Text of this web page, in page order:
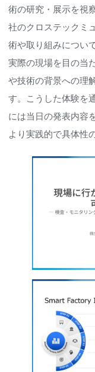
術の研究・展示を視
社のクロステックミ
術や取り組みについ
実際の現場を目の当
や技術の背景への理
す。こうした体験を
には当日の発表内容
より実践的で具体性